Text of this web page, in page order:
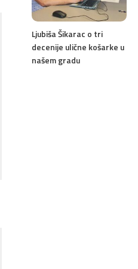
Ljubiša Šikarac o tri
decenije ulične košarke u
našem gradu